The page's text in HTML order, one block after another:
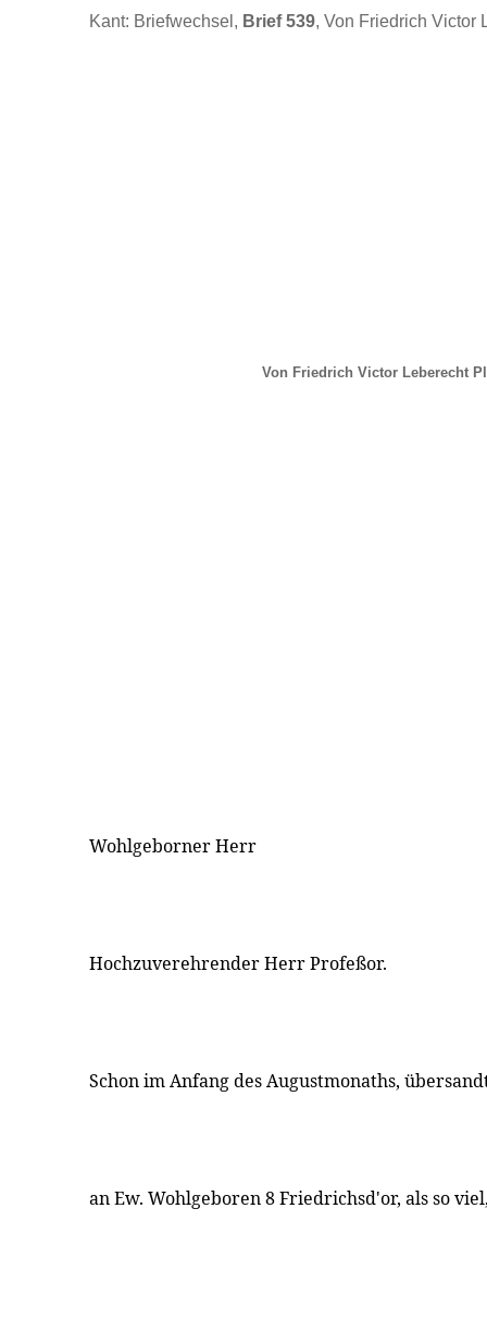
Kant: Briefwechsel, Brief 539, Von Friedrich Victor
Von Friedrich Victor Leberecht
Wohlgeborner Herr
Hochzuverehrender Herr Profeßor.
Schon im Anfang des Augustmonaths,
an Ew. Wohlgeboren 8 Friedrichsd'or, als so